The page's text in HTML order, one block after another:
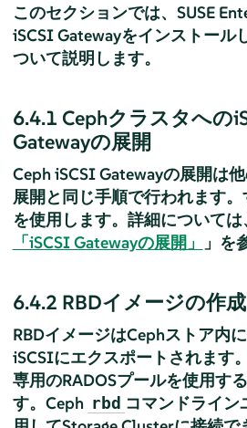
このセクションでは、SUSE
iSCSI Gatewayをインストール
ついて説明します。
6.4.1 Cephクラスタへの
Gatewayの展開
Ceph iSCSI Gatewayの展開は
展開と同じ手順で行われます
を使用します。詳細については
「iSCSI Gatewayの展開」
」を
6.4.2 RBDイメージの作成
RBDイメージはCephストア内
iSCSIにエクスポートされます
専用のRADOSプールを使用す
す。Ceph rbd コマンドライン